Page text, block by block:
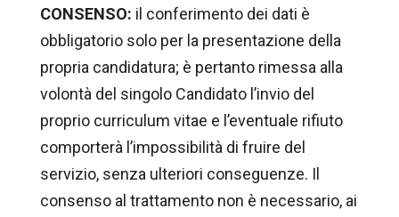
CONSENSO: il conferimento dei dati è
obbligatorio solo per la presentazione della
propria candidatura; è pertanto rimessa alla
volontà del singolo Candidato l’invio del
proprio curriculum vitae e l’eventuale rifiuto
comporterà l’impossibilità di fruire del
servizio, senza ulteriori conseguenze. Il
consenso al trattamento non è necessario, ai